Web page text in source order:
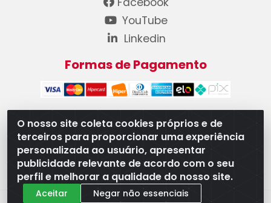
O nosso site coleta cookies próprios e de
terceiros para proporcionar uma experiência
personalizada ao usuário, apresentar
publicidade relevante de acordo com o seu
perfil e melhorar a qualidade do nosso site.
Aceitar Negar não essenciais
YouTube
Linkedin
Formas de Pagamento
WB Componentes Automotivos LTDA - CNPJ
08.528.393/0001-12 - Rua do Níquel, 667 - Parque
Oeste Industrial, Goiânia/GO - CEP 74375-660